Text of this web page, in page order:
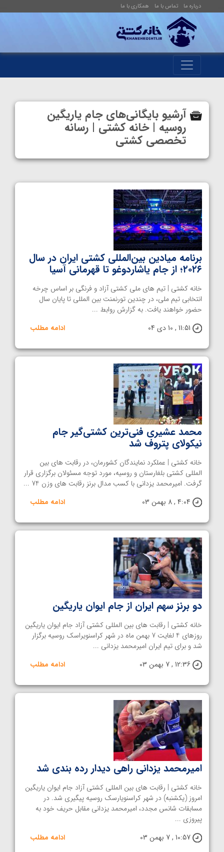
درباره ما تماس با ما همکاری با ما
آرشیو بایگانی‌های جام یاریگین
روسیه | خانه کشتی | رسانه
تخصصی کشتی
برنامه میادین بین‌المللی کشتی ایران در سال
۲۰۲۶؛ از جام یاشاردوغو تا قهرمانی آسیا
خانه کشتی | تیم های ملی کشتی آزاد و فرنگی بر اساس چرخه
انتخابی تیم ملی،‌ در چندین تورنمنت بین المللی تا پایان سال
حضور خواهند یافت. به گزارش روابط ...
11:51 , 10 دی 04
ادامه مطلب
محمد عشیری فنی‌ترین کشتی‎‌گیر جام
نیکولای پتروف شد
خانه کشتی | عملکرد نمایندگان کشورمان، در رقابت های بین
المللی کشتی بلغارستان و روسیه، مورد توجه مسئولان برگزاری قرار
گرفت. امیرمحمد یزدانی با کسب مدال برنز رقابت های وزن 74 ...
4:04 , 8 بهمن 03
ادامه مطلب
دو برنز سهم ایران از جام ایوان یاریگین
خانه کشتی | رقابت های بین المللی کشتی آزاد جام ایوان یاریگین
روزهای 4 لغایت 7 بهمن ماه در شهر کراسنویراسک روسیه برگزار
شد و برای تیم ایران امیرمحمد یزدانی ...
12:36 , 7 بهمن 03
ادامه مطلب
امیرمحمد یزدانی راهی دیدار رده بندی شد
خانه کشتی | رقابت های بین المللی کشتی آزاد جام ایوان یاریگین
امروز (یکشنبه) در شهر کراسنویارسک روسیه پیگیری شد. در
مسابقات شانس مجدد، امیرمحمد یزدانی مقابل حریف خود به
پیروزی ...
10:57 , 7 بهمن 03
ادامه مطلب